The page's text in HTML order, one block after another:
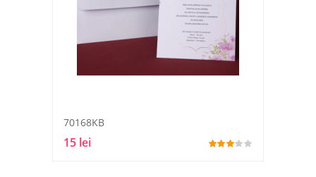
70168KB
15 lei